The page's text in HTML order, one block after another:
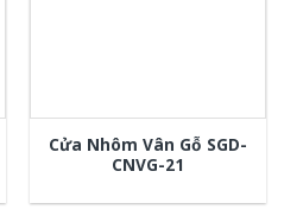
Cửa Nhôm Vân Gỗ SGD-
CNVG-21